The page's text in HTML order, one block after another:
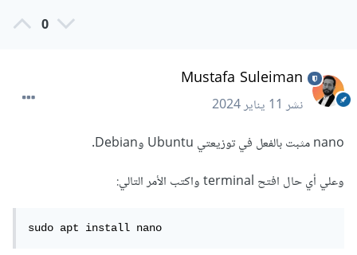
0
Mustafa Suleiman
نشر11 يناير 2024
nano مثبت بالفعل في توزيعتي Ubuntu وDebian.
وعلي أي حال افتح terminal واكتب الأمر التالي:
sudo apt install nano